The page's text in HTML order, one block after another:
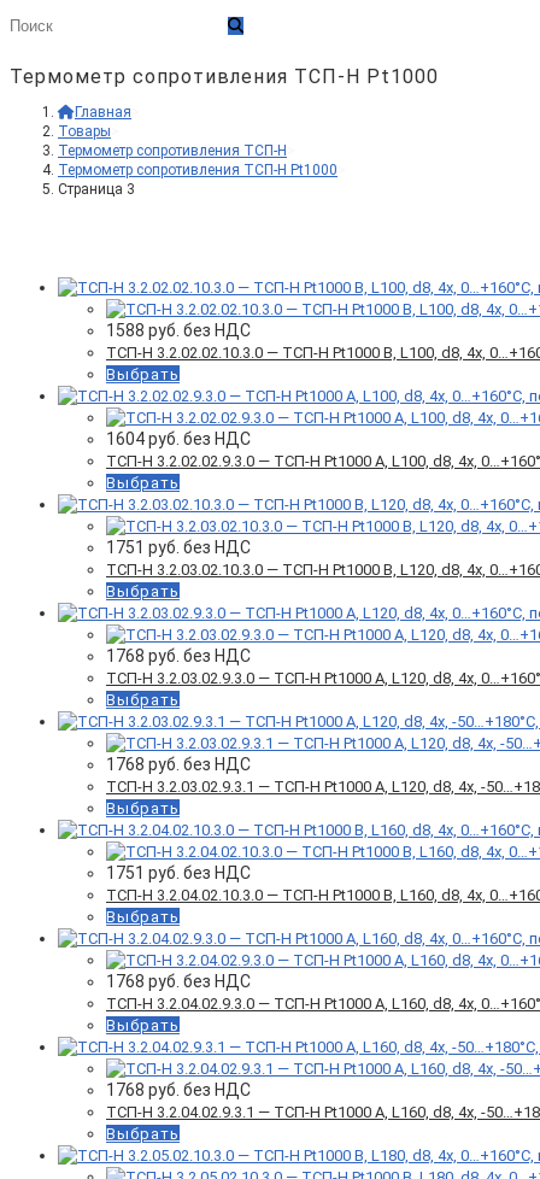
Термометр сопротивления ТСП-Н Pt1000
Главная
Товары
Термометр сопротивления ТСП-Н
Термометр сопротивления ТСП-Н Pt1000
Страница 3
1588 руб. без НДС
ТСП-Н 3.2.02.02.10.3.0 — ТСП-Н Pt1000 B, L100, d8, 4х,
Выбрать
1604руб. без НДС
ТСП-Н 3.2.02.02.9.3.0 — ТСП-Н Pt1000 A, L100, d8, 4х,
Выбрать
1751 руб. без НДС
ТСП-Н 3.2.03.02.10.3.0 — ТСП-Н Pt1000 B, L120, d8, 4х,
Выбрать
1768 руб. без НДС
ТСП-Н 3.2.03.02.9.3.0 — ТСП-Н Pt1000 A, L120, d8, 4х,
Выбрать
1768 руб. без НДС
ТСП-Н 3.2.03.02.9.3.1 — ТСП-Н Pt1000 А, L120, d8, 4х, -
Выбрать
1751 руб. без НДС
ТСП-Н 3.2.04.02.10.3.0 — ТСП-Н Pt1000 B, L160, d8, 4х,
Выбрать
1768 руб. без НДС
ТСП-Н 3.2.04.02.9.3.0 — ТСП-Н Pt1000 A, L160, d8, 4х,
Выбрать
1768 руб. без НДС
ТСП-Н 3.2.04.02.9.3.1 — ТСП-Н Pt1000 А, L160, d8, 4х, -
Выбрать